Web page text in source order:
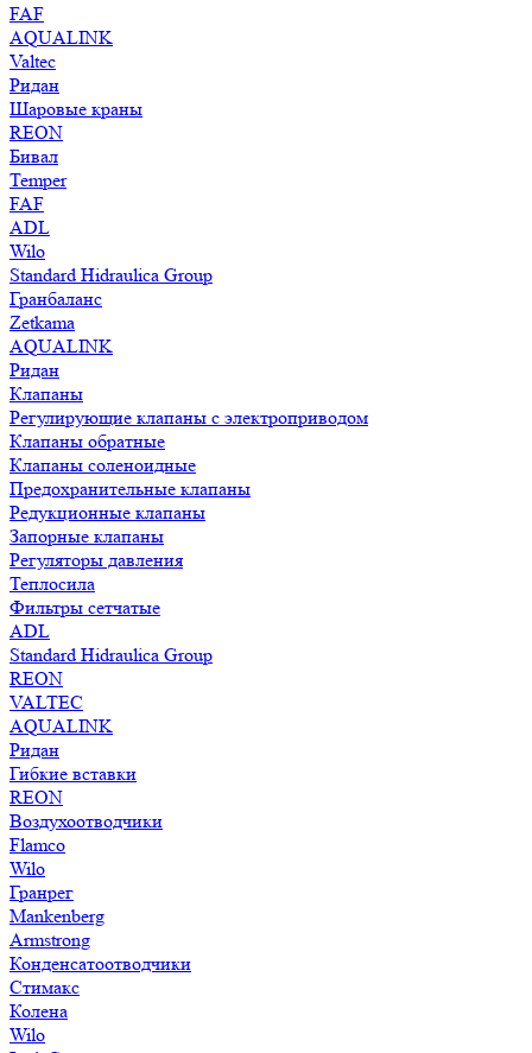
FAF
AQUALINK
Valtec
Ридан
Шаровые краны
REON
Бивал
Temper
FAF
ADL
Wilo
Standard Hidraulica Group
Гранбаланс
Zetkama
AQUALINK
Ридан
Клапаны
Регулирующие клапаны с электроприводом
Клапаны обратные
Клапаны соленоидные
Предохранительные клапаны
Редукционные клапаны
Запорные клапаны
Регуляторы давления
Теплосила
Фильтры сетчатые
ADL
Standard Hidraulica Group
REON
VALTEC
AQUALINK
Ридан
Гибкие вставки
REON
Воздухоотводчики
Flamco
Wilo
Гранрег
Mankenberg
Armstrong
Конденсатоотводчики
Стимакс
Колена
Wilo